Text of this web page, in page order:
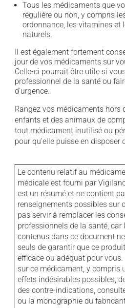
Tous les médicaments que
régulière ou non, y compris
ordonnance, les vitamines et
naturels.
Il est également fortement
jour de vos médicaments sur
Celle-ci pourrait être utile si
professionnel de la santé ou
d'urgence.
Rangez vos médicaments hors
enfants et des animaux de
tout médicament inutilisé ou
pour qu'elle puisse en disposer
Le contenu relatif au
médicale est fourni par
est un résumé et ne contient
renseignements possibles sur
pas servir à remplacer les
professionnels de la santé, car
contenus dans ce document
seuls de garantir que ce
efficace ou adéquat pour
sur ce médicament, y compris
effets indésirables possibles,
des contre-indications,
ou la monographie du